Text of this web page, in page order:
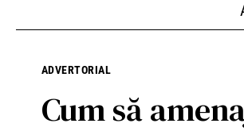
ADVERTORIAL
Cum să